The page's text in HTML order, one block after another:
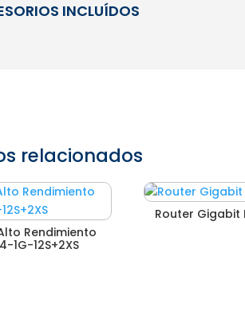
INCLUÍDOS
relacionados
Rendimiento
1G-12S+2XS
Router Gigabit